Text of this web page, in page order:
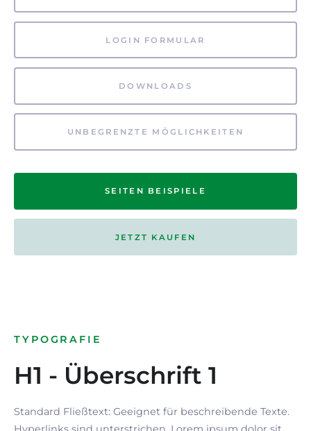
LOGIN FORMULAR
DOWNLOADS
UNBEGRENZTE MÖGLICHKEITEN
SEITEN BEISPIELE
JETZT KAUFEN
TYPOGRAFIE
H1 - Überschrift 1
Standard Fließtext: Geeignet für beschreibende Texte.